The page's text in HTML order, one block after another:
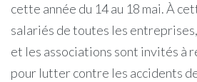
cette année du 14 au 18 mai. À
salariés de toutes les
et les associations sont invités à
pour lutter contre les accidents